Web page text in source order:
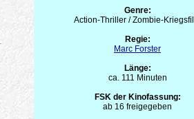
Genre:
Action-Thriller / Zombie-
Regie:
Marc Forster
Länge:
ca. 111 Minuten
FSK der Kinofassung:
ab 16 freigegeben